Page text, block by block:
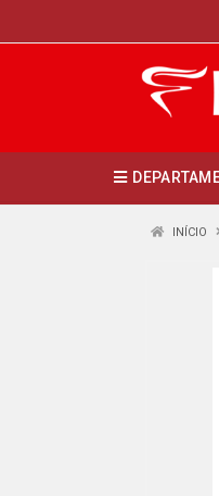
INÍCIO